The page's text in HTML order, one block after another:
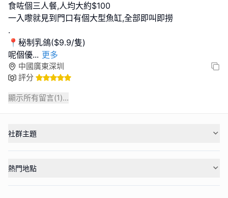
食咗個三人餐,人均大約$100
一入嚟就見到門口有個大型魚缸,全部即叫即撈
.
📍秘制乳鴿($9.9/隻)
呢個優... 更多
中國廣東深圳
評分
顯示所有留言(1)...
社群主題
熱門地點